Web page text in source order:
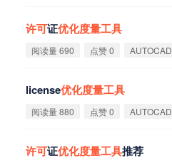
许可证优化度量工具
阅读量 690 点赞 0 AUTOCAD
license优化度量工具
阅读量 880 点赞 0 AUTOCAD
许可证优化度量工具推荐